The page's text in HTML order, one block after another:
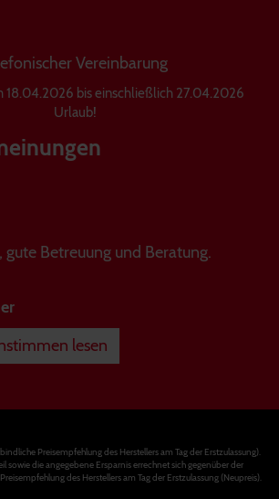
Vereinbarung
18.04.2026 bis einschließlich 27.04.2026
Urlaub!
Betreuung und Beratung.
lesen
Preisempfehlung des Herstellers am Tag der Erstzulassung).
sowie die angegebene Ersparnis errechnet sich gegenüber der
des Herstellers am Tag der Erstzulassung (Neupreis).